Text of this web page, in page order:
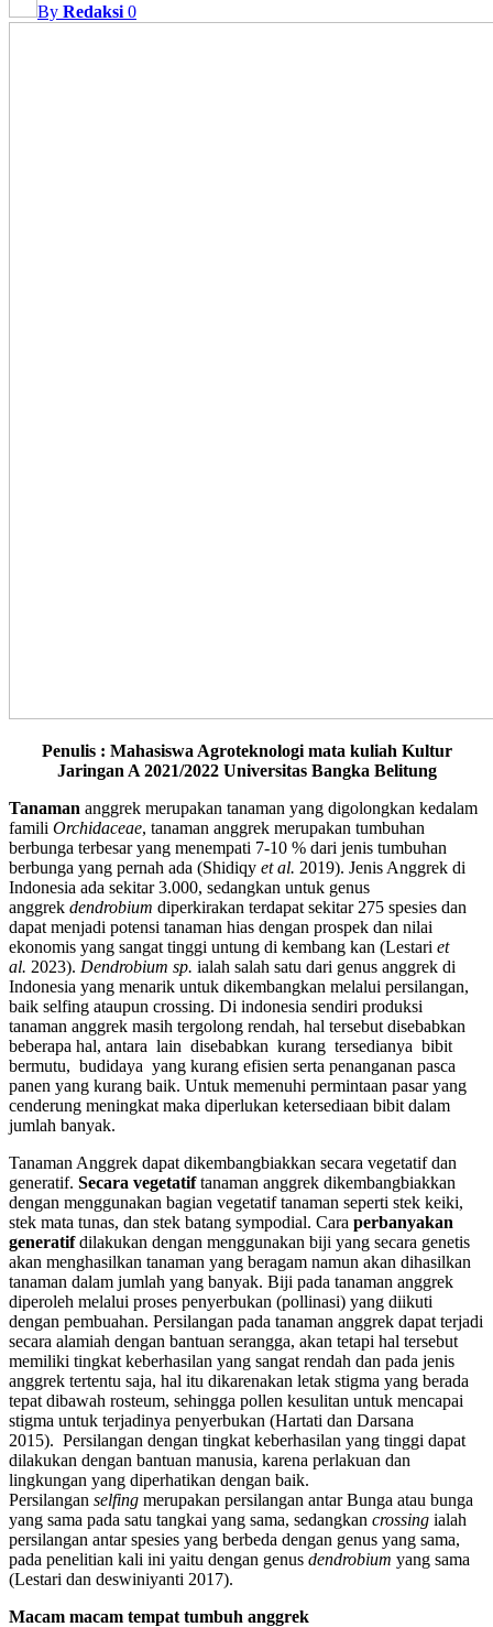
By Redaksi 0
Penulis : Mahasiswa Agroteknologi mata kuliah Kultur
Jaringan A 2021/2022 Universitas Bangka Belitung
Tanaman anggrek merupakan tanaman yang digolongkan kedalam
famili Orchidaceae, tanaman anggrek merupakan tumbuhan
berbunga terbesar yang menempati 7-10 % dari jenis tumbuhan
berbunga yang pernah ada (Shidiqy et al. 2019). Jenis Anggrek di
Indonesia ada sekitar 3.000, sedangkan untuk genus
anggrek dendrobium diperkirakan terdapat sekitar 275 spesies dan
dapat menjadi potensi tanaman hias dengan prospek dan nilai
ekonomis yang sangat tinggi untung di kembang kan (Lestari et
al. 2023). Dendrobium sp. ialah salah satu dari genus anggrek di
Indonesia yang menarik untuk dikembangkan melalui persilangan,
baik selfing ataupun crossing. Di indonesia sendiri produksi
tanaman anggrek masih tergolong rendah, hal tersebut disebabkan
beberapa hal, antara lain disebabkan kurang tersedianya bibit
bermutu, budidaya yang kurang efisien serta penanganan pasca
panen yang kurang baik. Untuk memenuhi permintaan pasar yang
cenderung meningkat maka diperlukan ketersediaan bibit dalam
jumlah banyak.
Tanaman Anggrek dapat dikembangbiakkan secara vegetatif dan
generatif. Secara vegetatiftanaman anggrek dikembangbiakkan
dengan menggunakan bagian vegetatif tanaman seperti stek keiki,
stek mata tunas, dan stek batang sympodial. Cara perbanyakan
generatifdilakukan dengan menggunakan biji yang secara genetis
akan menghasilkan tanaman yang beragam namun akan dihasilkan
tanaman dalam jumlah yang banyak. Biji pada tanaman anggrek
diperoleh melalui proses penyerbukan (pollinasi) yang diikuti
dengan pembuahan. Persilangan pada tanaman anggrek dapat terjadi
secara alamiah dengan bantuan serangga, akan tetapi hal tersebut
memiliki tingkat keberhasilan yang sangat rendah dan pada jenis
anggrek tertentu saja, hal itu dikarenakan letak stigma yang berada
tepat dibawah rosteum, sehingga pollen kesulitan untuk mencapai
stigma untuk terjadinya penyerbukan (Hartati dan Darsana
2015). Persilangan dengan tingkat keberhasilan yang tinggi dapat
dilakukan dengan bantuan manusia, karena perlakuan dan
lingkungan yang diperhatikan dengan baik.
Persilangan selfing merupakan persilangan antar Bunga atau bunga
yang sama pada satu tangkai yang sama, sedangkan crossing ialah
persilangan antar spesies yang berbeda dengan genus yang sama,
pada penelitian kali ini yaitu dengan genus dendrobium yang sama
(Lestari dan deswiniyanti 2017).
Macam macam tempat tumbuh anggrek